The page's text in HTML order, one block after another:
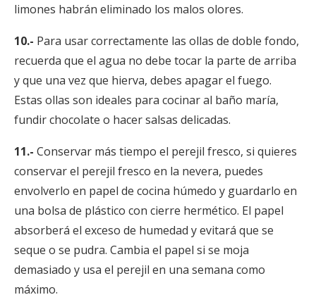
limones habrán eliminado los malos olores.
10.- Para usar correctamente las ollas de doble fondo,
recuerda que el agua no debe tocar la parte de arriba
y que una vez que hierva, debes apagar el fuego.
Estas ollas son ideales para cocinar al baño maría,
fundir chocolate o hacer salsas delicadas.
11.- Conservar más tiempo el perejil fresco, si quieres
conservar el perejil fresco en la nevera, puedes
envolverlo en papel de cocina húmedo y guardarlo en
una bolsa de plástico con cierre hermético. El papel
absorberá el exceso de humedad y evitará que se
seque o se pudra. Cambia el papel si se moja
demasiado y usa el perejil en una semana como
máximo.